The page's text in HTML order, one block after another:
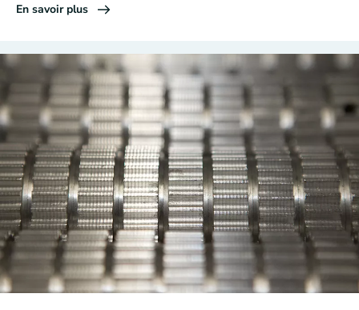
En savoir plus